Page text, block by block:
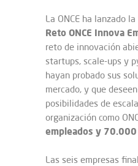
La ONCE ha lanzado la
Reto ONCE Innova
reto de innovación
startups, scale-ups y
hayan probado sus
mercado, y que
posibilidades de
organización como
empleados y
Las seis empresas